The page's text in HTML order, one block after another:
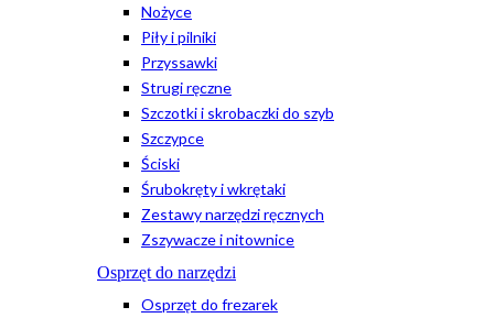
Nożyce
Piły i pilniki
Przyssawki
Strugi ręczne
Szczotki i skrobaczki do szyb
Szczypce
Ściski
Śrubokręty i wkrętaki
Zestawy narzędzi ręcznych
Zszywacze i nitownice
Osprzęt do narzędzi
Osprzęt do frezarek